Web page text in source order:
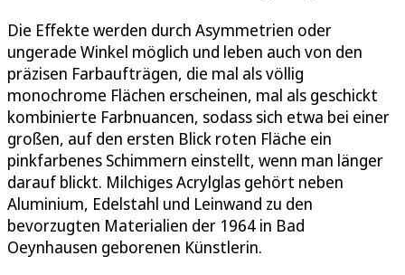
Die Effekte werden durch Asymmetrien oder
ungerade Winkel möglich und leben auch von den
präzisen Farbaufträgen, die mal als völlig
monochrome Flächen erscheinen, mal als geschickt
kombinierte Farbnuancen, sodass sich etwa bei einer
großen, auf den ersten Blick roten Fläche ein
pinkfarbenes Schimmern einstellt, wenn man länger
darauf blickt. Milchiges Acrylglas gehört neben
Aluminium, Edelstahl und Leinwand zu den
bevorzugten Materialien der 1964 in Bad
Oeynhausen geborenen Künstlerin.